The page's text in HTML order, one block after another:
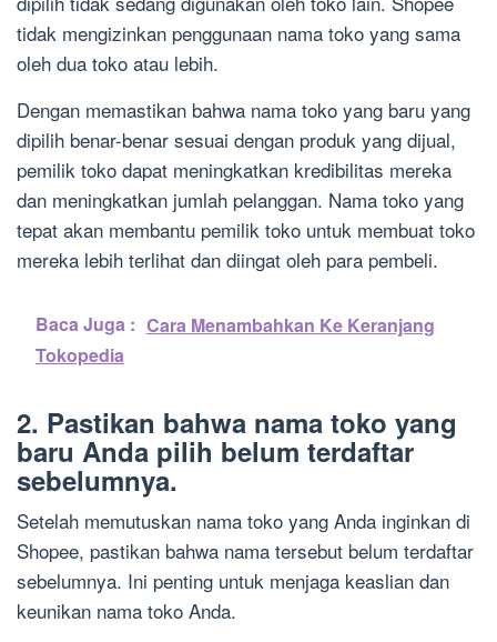
tidak mengizinkan penggunaan nama toko yang sama
oleh dua toko atau lebih.
Dengan memastikan bahwa nama toko yang baru yang
dipilih benar-benar sesuai dengan produk yang dijual,
pemilik toko dapat meningkatkan kredibilitas mereka
dan meningkatkan jumlah pelanggan. Nama toko yang
tepat akan membantu pemilik toko untuk membuat toko
mereka lebih terlihat dan diingat oleh para pembeli.
Baca Juga : Cara Menambahkan Ke Keranjang
Tokopedia
2. Pastikan bahwa nama toko yang
baru Anda pilih belum terdaftar
sebelumnya.
Setelah memutuskan nama toko yang Anda inginkan di
Shopee, pastikan bahwa nama tersebut belum terdaftar
sebelumnya. Ini penting untuk menjaga keaslian dan
keunikan nama toko Anda.